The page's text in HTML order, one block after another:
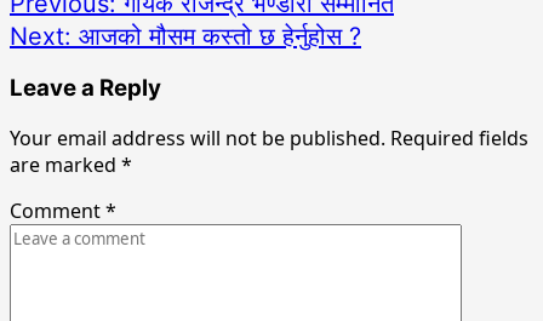
Next: आजको मौसम कस्तो छ हेर्नुहोस ?
Leave a Reply
Your email address will not be published. Required fields
are marked *
Comment*